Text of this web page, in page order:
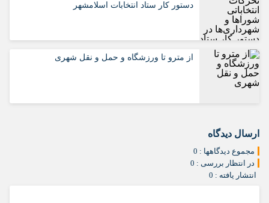
دستور کار ستاد انتخابات اسلامشهر
از مترو تا ورزشگاه و حمل‌ و نقل شهری
ارسال دیدگاه
مجموع دیدگاهها : 0
در انتظار بررسی : 0
انتشار یافته : 0